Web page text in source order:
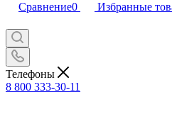
Сравнение0 Избранные
Телефоны
8 800 333-30-11